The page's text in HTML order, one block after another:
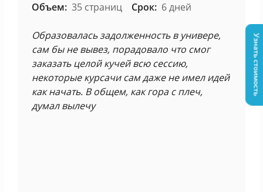
Объем: 35 страниц Срок: 6 дней
Образовалась задолженность в универе,
сам бы не вывез, порадовало что смог
заказать целой кучей всю сессию,
некоторые курсачи сам даже не имел идей
как начать. В общем, как гора с плеч,
думал вылечу
Узнать стоимость